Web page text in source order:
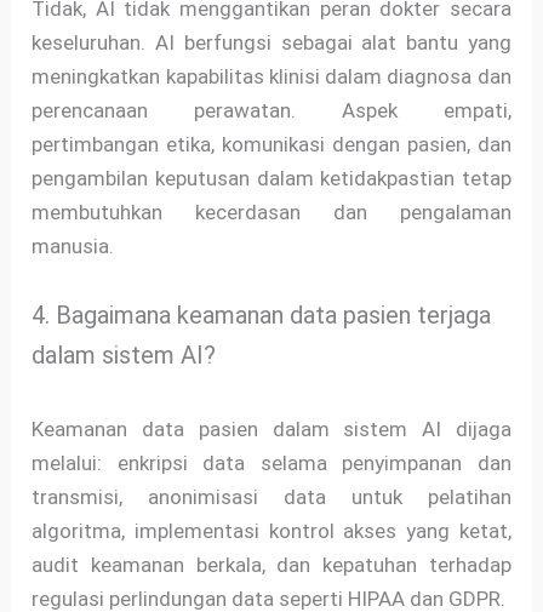
Tidak, AI tidak menggantikan peran dokter secara
keseluruhan. AI berfungsi sebagai alat bantu yang
meningkatkan kapabilitas klinisi dalam diagnosa dan
perencanaan perawatan. Aspek empati,
pertimbangan etika, komunikasi dengan pasien, dan
pengambilan keputusan dalam ketidakpastian tetap
membutuhkan kecerdasan dan pengalaman
manusia.
4. Bagaimana keamanan data pasien terjaga
dalam sistem AI?
Keamanan data pasien dalam sistem AI dijaga
melalui: enkripsi data selama penyimpanan dan
transmisi, anonimisasi data untuk pelatihan
algoritma, implementasi kontrol akses yang ketat,
audit keamanan berkala, dan kepatuhan terhadap
regulasi perlindungan data seperti HIPAA dan GDPR.